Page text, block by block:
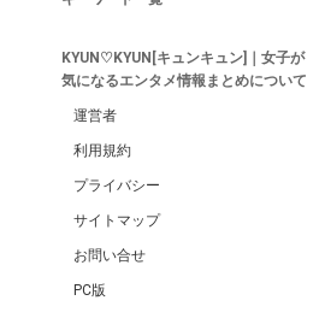
KYUN♡KYUN[キュンキュン]｜女子が
気になるエンタメ情報まとめについて
運営者
利用規約
プライバシー
サイトマップ
お問い合せ
PC版